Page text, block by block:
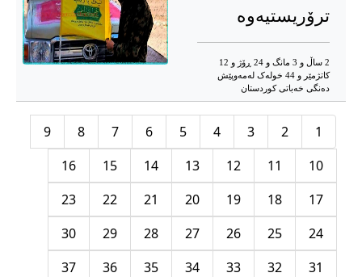
ترۆریستیەوە
2 ساڵ و 3 مانگ و 24 ڕۆژ و 12
کاتژمێر و 44 خوله‌ک له‌مه‌وپێش‌
دەنگی خەباتی کوردستان
1
2
3
4
5
6
7
8
9
10
11
12
13
14
15
16
17
18
19
20
21
22
23
24
25
26
27
28
29
30
31
32
33
34
35
36
37